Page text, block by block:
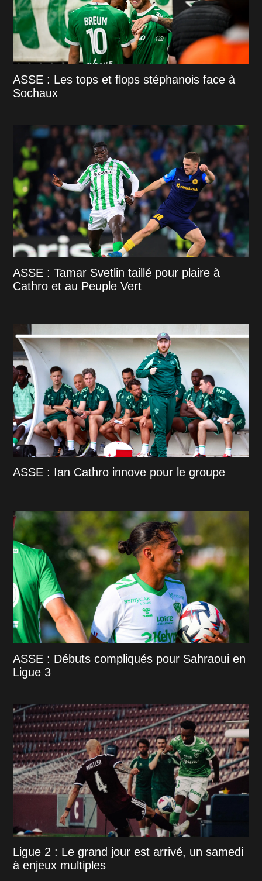
ASSE : Les tops et flops stéphanois face à
Sochaux
ASSE : Tamar Svetlin taillé pour plaire à
Cathro et au Peuple Vert
ASSE : Ian Cathro innove pour le groupe
ASSE : Débuts compliqués pour Sahraoui en
Ligue 3
Ligue 2 : Le grand jour est arrivé, un samedi
à enjeux multiples